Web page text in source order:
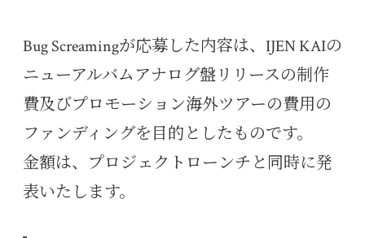
Bug Screamingが応募した内容は、IJEN KAIの
ニューアルバムアナログ盤リリースの制作
費及びプロモーション海外ツアーの費用の
ファンディングを目的としたものです。
金額は、プロジェクトローンチと同時に発
表いたします。